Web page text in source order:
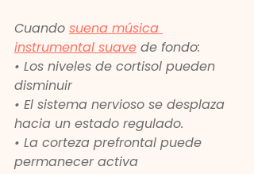
Cuando suena música
instrumental suave de fondo:
• Los niveles de cortisol pueden
disminuir
• El sistema nervioso se desplaza
hacia un estado regulado.
• La corteza prefrontal puede
permanecer activa